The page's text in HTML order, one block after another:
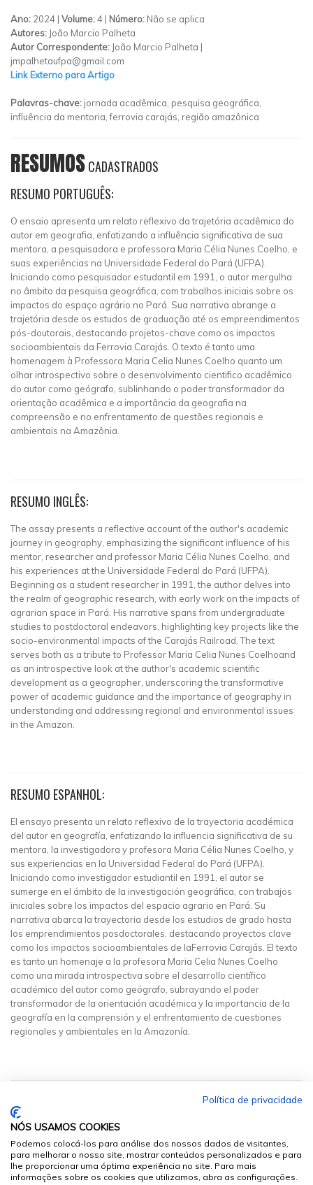
Ano: 2024 | Volume:4 | Número: Não se aplica
Autores: João Marcio Palheta
Autor Correspondente: João Marcio Palheta |
jmpalhetaufpa@gmail.com
Link Externo para Artigo
Palavras-chave: jornada acadêmica, pesquisa geográfica,
influência da mentoria, ferrovia carajás, região amazônica
RESUMOSCADASTRADOS
RESUMO PORTUGUÊS:
O ensaio apresenta um relato reflexivo da trajetória acadêmica do
autor em geografia, enfatizando a influência significativa de sua
mentora, a pesquisadora e professora Maria Célia Nunes Coelho, e
suas experiências na Universidade Federal do Pará (UFPA).
Iniciando como pesquisador estudantil em 1991, o autor mergulha
no âmbito da pesquisa geográfica, com trabalhos iniciais sobre os
impactos do espaço agrário no Pará. Sua narrativa abrange a
trajetória desde os estudos de graduação até os empreendimentos
pós-doutorais, destacando projetos-chave como os impactos
socioambientais da Ferrovia Carajás. O texto é tanto uma
homenagem à Professora Maria Celia Nunes Coelho quanto um
olhar introspectivo sobre o desenvolvimento cientifico acadêmico
do autor como geógrafo, sublinhando o poder transformador da
orientação acadêmica e a importância da geografia na
compreensão e no enfrentamento de questões regionais e
ambientais na Amazônia.
RESUMO INGLÊS:
The assay presents a reflective account of the author's academic
journey in geography, emphasizing the significant influence of his
mentor, researcher and professor Maria Célia Nunes Coelho, and
his experiences at the Universidade Federal do Pará (UFPA).
Beginning as a student researcher in 1991, the author delves into
the realm of geographic research, with early work on the impacts of
agrarian space in Pará. His narrative spans from undergraduate
studies to postdoctoral endeavors, highlighting key projects like the
socio-environmental impacts of the Carajás Railroad. The text
serves both as a tribute to Professor Maria Celia Nunes Coelhoand
as an introspective look at the author's academic scientific
development as a geographer, underscoring the transformative
power of academic guidance and the importance of geography in
understanding and addressing regional and environmental issues
in the Amazon.
RESUMO ESPANHOL:
El ensayo presenta un relato reflexivo de la trayectoria académica
del autor en geografía, enfatizando la influencia significativa de su
mentora, la investigadora y profesora Maria Célia Nunes Coelho, y
sus experiencias en la Universidad Federal do Pará (UFPA).
Iniciando como investigador estudiantil en 1991, el autor se
sumerge en el ámbito de la investigación geográfica, con trabajos
iniciales sobre los impactos del espacio agrario en Pará. Su
narrativa abarca la trayectoria desde los estudios de grado hasta
los emprendimientos posdoctorales, destacando proyectos clave
como los impactos socioambientales de laFerrovia Carajás. El texto
es tanto un homenaje a la profesora Maria Celia Nunes Coelho
como una mirada introspectiva sobre el desarrollo científico
académico del autor como geógrafo, subrayando el poder
transformador de la orientación académica y la importancia de la
geografía en la comprensión y el enfrentamiento de cuestiones
regionales y ambientales en la Amazonía.
Política de privacidade
NÓS USAMOS COOKIES
Podemos colocá-los para análise dos nossos dados de visitantes,
para melhorar o nosso site, mostrar conteúdos personalizados e para
lhe proporcionar uma óptima experiência no site. Para mais
informações sobre os cookies que utilizamos, abra as configurações.